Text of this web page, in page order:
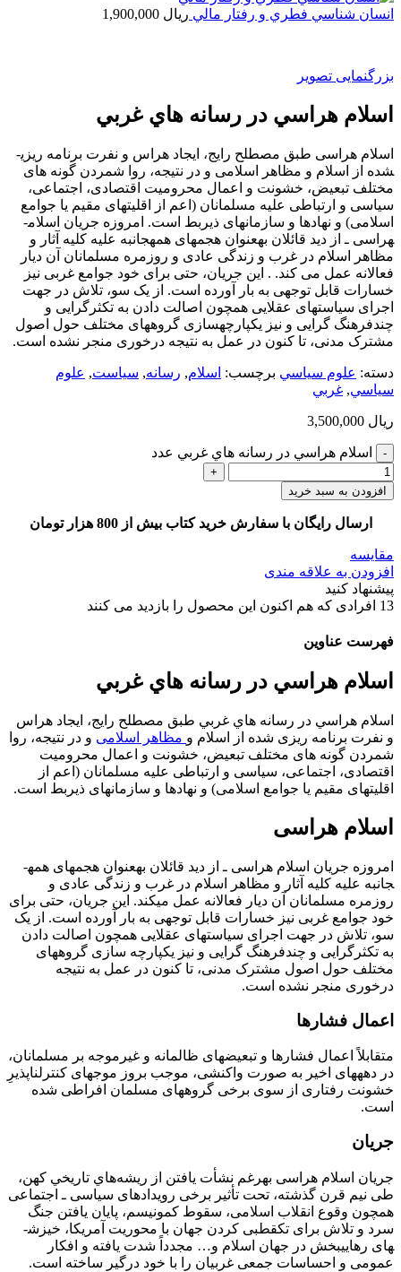
انسان شناسي فطري و رفتار مالي ریال
بزرگنمایی تصویر
اسلام هراسي در رسانه هاي غربي
اسلام­ هراسی طبق مصطلح رایج، ایجاد هراس و نفرت برنامه­ ریزی­
شده از اسلام و مظاهر اسلامی و در نتیجه، روا شمردن گونه­ های
مختلف تبعیض، خشونت و اعمال محرومیت اقتصادی، اجتماعی،
سیاسی و ارتباطی علیه مسلمانان (اعم از اقلیت­های مقیم یا جوامع
اسلامی) و نهادها و سازمان­های ذی­ربط است. امروزه جریان اسلام­
هراسی ـ از دید قائلان به­عنوان هجمه­ای همه­جانبه علیه کلیه آثار و
مظاهر اسلام در غرب و زندگی عادی و روزمره مسلمانان آن دیار
فعالانه عمل می­ کند. . این جریان، حتی برای خود جوامع غربی نیز
خسارات قابل توجهی به بار آورده است. از یک سو، تلاش در جهت
اجرای سیاست­های عقلایی همچون اصالت دادن به تکثرگرایی و
چندفرهنگ­ گرایی و نیز یکپارچه­سازی گروه­های مختلف حول اصول
مشترک مدنی، تا کنون در عمل به نتیجه درخوری منجر نشده است.
دسته: علوم سياسي برچسب: اسلام, رسانه, سياست, علوم
سياسي, غربي
ریال
اسلام هراسي در رسانه هاي غربي عدد
افزودن به سبد خرید
ارسال رایگان با سفارش خرید کتاب بیش از 800 هزار تومان
مقایسه
افزودن به علاقه مندی
پیشنهاد کنید
13 افرادی که هم اکنون این محصول را بازدید می کنند
فهرست عناوین
اسلام هراسي در رسانه هاي غربي
اسلام هراسي در رسانه هاي غربي طبق مصطلح رایج، ایجاد هراس
و نفرت برنامه­ ریزی­ شده از اسلام و مظاهر اسلامی و در نتیجه، روا
شمردن گونه­ های مختلف تبعیض، خشونت و اعمال محرومیت
اقتصادی، اجتماعی، سیاسی و ارتباطی علیه مسلمانان (اعم از
اقلیت­های مقیم یا جوامع اسلامی) و نهادها و سازمان­های ذی­ربط است.
اسلام­ هراسی
امروزه جریان اسلام­ هراسی ـ از دید قائلان به­عنوان هجمه­ای همه­
جانبه علیه کلیه آثار و مظاهر اسلام در غرب و زندگی عادی و
روزمره مسلمانان آن دیار فعالانه عمل می­کند. این جریان، حتی برای
خود جوامع غربی نیز خسارات قابل توجهی به بار آورده است. از یک
سو، تلاش در جهت اجرای سیاست­های عقلایی همچون اصالت دادن
به تکثرگرایی و چندفرهنگ­ گرایی و نیز یکپارچه­ سازی گروه­های
مختلف حول اصول مشترک مدنی، تا کنون در عمل به نتیجه
درخوری منجر نشده است.
اعمال فشارها
متقابلاً اعمال فشارها و تبعیض­های ظالمانه و غیر­موجه بر مسلمانان،
در دهه­های اخیر به صورت واکنشی، موجب بروز موج­های کنترل­ناپذیرِ
خشونت رفتاری از سوی برخی گروه­های مسلمان افراطی شده
است.
جریان
جریان اسلام­ هراسی به­رغم نشأت يافتن از ريشه‌هاي تاريخي کهن،
طی نیم قرن گذشته، تحت تأثیر برخی رویدادهای سیاسی ـ اجتماعی
همچون وقوع انقلاب اسلامی، سقوط کمونیسم، پایان یافتن جنگ
سرد و تلاش برای تک­قطبی کردن جهان با محوریت آمریکا، خیزش­
های رهایی­بخش در جهان اسلام و… مجدداً شدت یافته و افکار
عمومی و احساسات جمعی غربیان را با خود درگیر ساخته است.